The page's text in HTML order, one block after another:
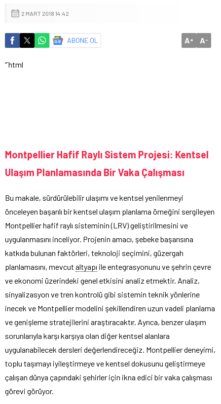
2 MART 2018 14:42
ABONE OL A+ A-
“`html
Montpellier Hafif Raylı Sistem Projesi: Kentsel
Ulaşım Planlamasında Bir Vaka Çalışması
Bu makale, sürdürülebilir ulaşımı ve kentsel yenilenmeyi
önceleyen başarılı bir kentsel ulaşım planlama örneğini sergileyen
Montpellier hafif raylı sisteminin (LRV) geliştirilmesini ve
uygulanmasını inceliyor. Projenin amacı, şebeke başarısına
katkıda bulunan faktörleri, teknoloji seçimini, güzergah
planlamasını, mevcut altyapı ile entegrasyonunu ve şehrin çevre
ve ekonomi üzerindeki genel etkisini analiz etmektir. Analiz,
sinyalizasyon ve tren kontrolü gibi sistemin teknik yönlerine
inecek ve Montpellier modelini şekillendiren uzun vadeli planlama
ve genişleme stratejilerini araştıracaktır. Ayrıca, benzer ulaşım
sorunlarıyla karşı karşıya olan diğer kentsel alanlara
uygulanabilecek dersleri değerlendireceğiz. Montpellier deneyimi,
toplu taşımayı iyileştirmeye ve kentsel dokusunu geliştirmeye
çalışan dünya çapındaki şehirler için ikna edici bir vaka çalışması
görevi görüyor.